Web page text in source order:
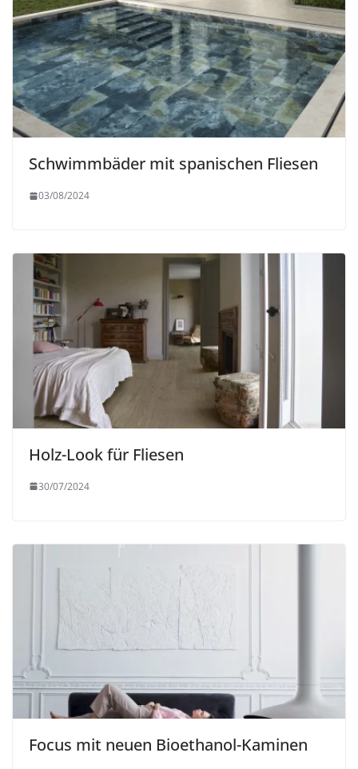
Schwimmbäder mit spanischen Fliesen
03/08/2024
Holz-Look für Fliesen
30/07/2024
Focus mit neuen Bioethanol-Kaminen